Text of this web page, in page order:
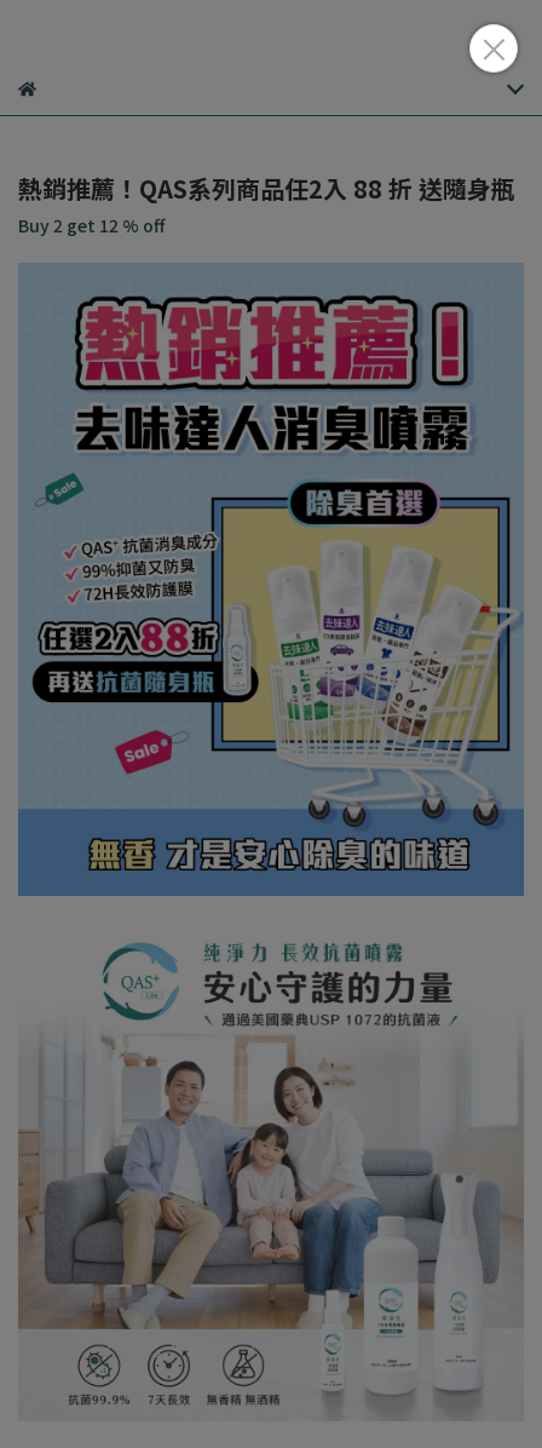
熱銷推薦！QAS系列商品任2入 88 折 送隨身瓶
Buy 2 get 12 % off